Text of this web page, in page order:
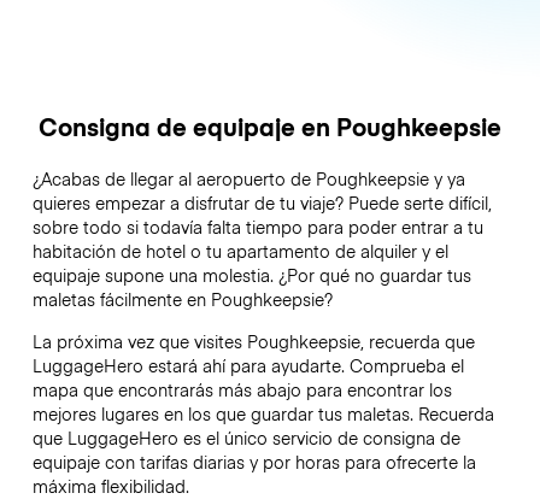
Consigna de equipaje en Poughkeepsie
¿Acabas de llegar al aeropuerto de Poughkeepsie y ya
quieres empezar a disfrutar de tu viaje? Puede serte difícil,
sobre todo si todavía falta tiempo para poder entrar a tu
habitación de hotel o tu apartamento de alquiler y el
equipaje supone una molestia. ¿Por qué no guardar tus
maletas fácilmente en Poughkeepsie?
La próxima vez que visites Poughkeepsie, recuerda que
LuggageHero estará ahí para ayudarte. Comprueba el
mapa que encontrarás más abajo para encontrar los
mejores lugares en los que guardar tus maletas. Recuerda
que LuggageHero es el único servicio de consigna de
equipaje con tarifas diarias y por horas para ofrecerte la
máxima flexibilidad.